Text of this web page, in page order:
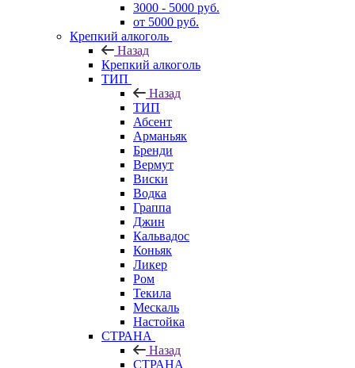
3000 - 5000 руб.
от 5000 руб.
Крепкий алкоголь
Назад
Крепкий алкоголь
ТИП
Назад
ТИП
Абсент
Арманьяк
Бренди
Вермут
Виски
Водка
Граппа
Джин
Кальвадос
Коньяк
Ликер
Ром
Текила
Мескаль
Настойка
СТРАНА
Назад
СТРАНА